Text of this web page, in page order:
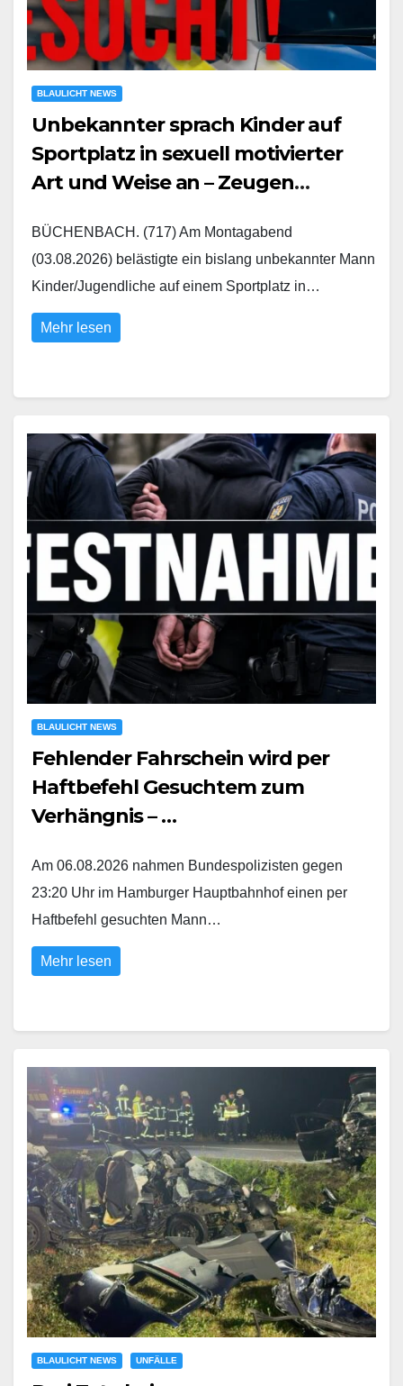
BLAULICHT NEWS
Unbekannter sprach Kinder auf
Sportplatz in sexuell motivierter
Art und Weise an – Zeugen
BÜCHENBACH. (717) Am Montagabend
(03.08.2026) belästigte ein bislang unbekannter Mann
Kinder/Jugendliche auf einem Sportplatz in…
Mehr lesen
BLAULICHT NEWS
Fehlender Fahrschein wird per
Haftbefehl Gesuchtem zum
Verhängnis – …
Am 06.08.2026 nahmen Bundespolizisten gegen
23:20 Uhr im Hamburger Hauptbahnhof einen per
Haftbefehl gesuchten Mann…
Mehr lesen
BLAULICHT NEWS UNFÄLLE